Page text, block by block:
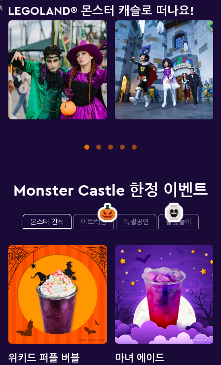
LEGOLAND® 몬스터 캐슬로 떠나요!
Monster Castle 한정 이벤트
몬스터 간식 어트랙션 특별공연 불꽃놀이
위키드 퍼플 버블 마녀 에이드